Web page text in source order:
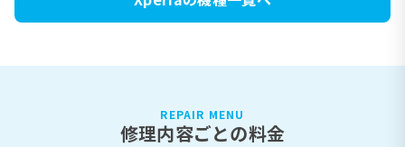
REPAIR MENU
修理内容ごとの料金